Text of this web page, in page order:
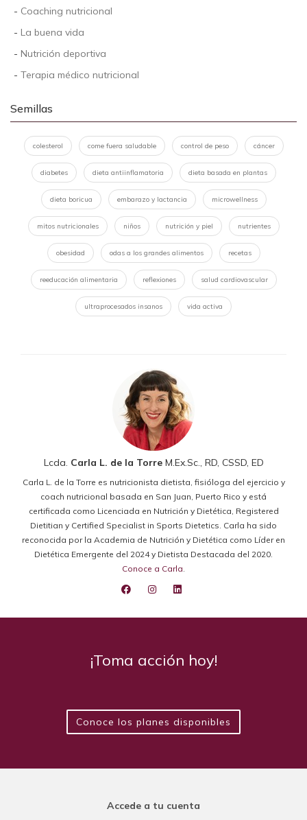
- Coaching nutricional
- La buena vida
- Nutrición deportiva
- Terapia médico nutricional
Semillas
colesterol come fuera saludable control de peso cáncer
diabetes dieta antiinflamatoria dieta basada en plantas
dieta boricua embarazo y lactancia microwellness
mitos nutricionales niños nutrición y piel nutrientes
obesidad odas a los grandes alimentos recetas
reeducación alimentaria reflexiones salud cardiovascular
ultraprocesados insanos vida activa
Lcda. Carla L. de la TorreM.Ex.Sc., RD, CSSD, ED
Carla L. de la Torre es nutricionista dietista, fisióloga del ejercicio y
coach nutricional basada en San Juan, Puerto Rico y está
certificada como Licenciada en Nutrición y Dietética, Registered
Dietitian y Certified Specialist in Sports Dietetics. Carla ha sido
reconocida por la Academia de Nutrición y Dietética como Líder en
Dietética Emergente del 2024 y Dietista Destacada del 2020.
Conoce a Carla.
¡Toma acción hoy!
Conoce los planes disponibles
Accede a tu cuenta